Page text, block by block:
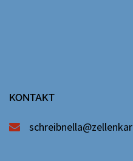
KONTAKT